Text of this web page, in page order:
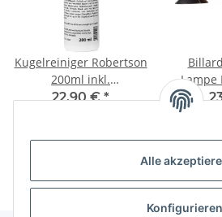
Alle
Konfigurieren
Kugelreiniger Robertson
200ml inkl.
Mikrofasertuch
22,90 €*
Lampe